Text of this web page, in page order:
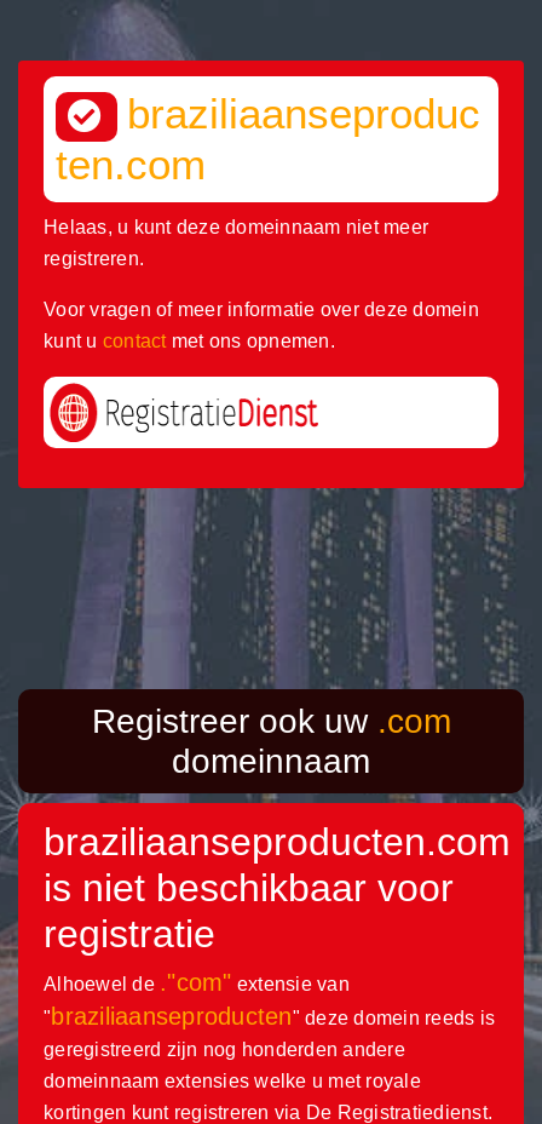
braziliaanseproduc
ten.com
Helaas, u kunt deze domeinnaam niet meer
registreren.
Voor vragen of meer informatie over deze domein
kunt u contactmet ons opnemen.
Registreer ook uw .com
domeinnaam
braziliaanseproducten.com
is niet beschikbaar voor
registratie
Alhoewel de ."com" extensie van
" braziliaanseproducten" deze domein reeds is
geregistreerd zijn nog honderden andere
domeinnaam extensies welke u met royale
kortingen kunt registreren via De Registratiedienst.